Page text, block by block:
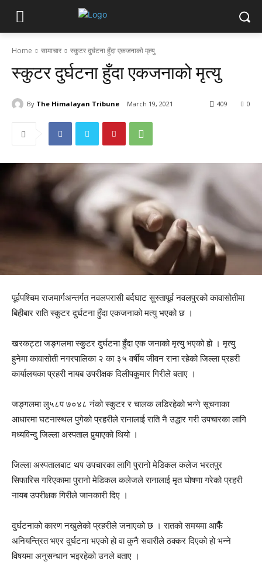
Home सामाचार स्कुटर दुर्घटना हुँदा एकजनाको मृत्यु
स्कुटर दुर्घटना हुँदा एकजनाको मृत्यु
By The Himalayan Tribune March 19, 2021 0
409
पूर्वपश्चिम राजमार्गअन्तर्गत नवलपरासी बर्दघाट सुस्तापूर्व नवलपुरको कावासोतीमा
बिहीबार राति स्कुटर दुर्घटना हुँदा एकजनाको मत्यु भएको छ ।
खरकट्टा जङ्गलमा स्कुटर दुर्घटना हुँदा एक जनाको मृत्यु भएको हो । मृत्यु
हुनेमा कावासोती नगरपालिका २ का ३५ वर्षीय जीवन राना रहेको जिल्ला प्रहरी
कार्यालयका प्रहरी नायब उपरीक्षक दिलीपकुमार गिरीले बताए ।
जङ्गलमा लु५८प ७०४८ नंको स्कुटर र चालक लडिरहेको भन्ने सूचनाका
आधारमा घटनास्थल पुगेको प्रहरीले रानालाई राति नै उद्धार गरी उपचारका लागि
मध्यविन्दु जिल्ला अस्पताल पुर्‍याएको थियो ।
जिल्ला अस्पतालबाट थप उपचारका लागि पुरानो मेडिकल कलेज भरतपुर
सिफारिस गरिएकामा पुरानो मेडिकल कलेजले रानालाई मृत घोषणा गरेको प्रहरी
नायब उपरीक्षक गिरीले जानकारी दिए ।
दुर्घटनाको कारण नखुलेको प्रहरीले जनाएको छ । रातको समयमा आफैँ
अनियन्त्रित भएर दुर्घटना भएको हो वा कुनै सवारीले ठक्कर दिएको हो भन्ने
विषयमा अनुसन्धान भइरहेको उनले बताए ।